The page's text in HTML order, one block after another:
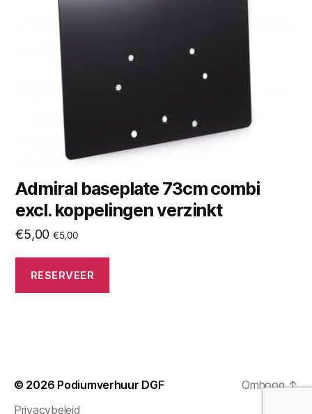
Admiral baseplate 73cm combi
excl. koppelingen verzinkt
€5,00 €5,00
RESERVEER
© 2026 Podiumverhuur DGF
Privacybeleid
Omhoog↑